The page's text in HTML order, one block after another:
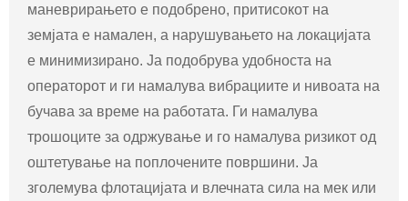
маневрирањето е подобрено, притисокот на
земјата е намален, а нарушувањето на локацијата
е минимизирано. Ја подобрува удобноста на
операторот и ги намалува вибрациите и нивоата на
бучава за време на работата. Ги намалува
трошоците за одржување и го намалува ризикот од
оштетување на поплочените површини. Ја
зголемува флотацијата и влечната сила на мек или